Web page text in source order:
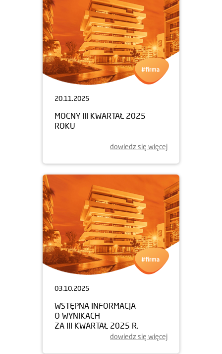
20.11.2025
MOCNY III KWARTAŁ 2025
ROKU
dowiedz się więcej
03.10.2025
WSTĘPNA INFORMACJA
O WYNIKACH
ZA III KWARTAŁ 2025 R.
dowiedz się więcej